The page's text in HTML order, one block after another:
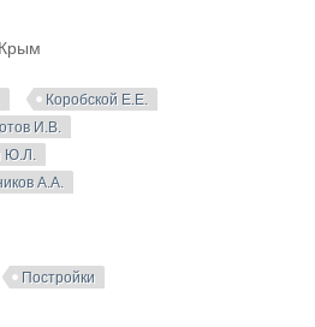
Коробской Е.Е.
И.В.
Ю.Л.
А.А.
Постройки